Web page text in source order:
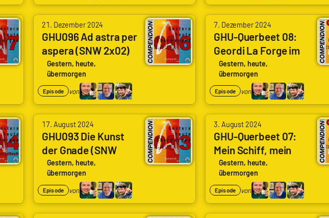
genugzocken
genugzocken
21. Dezember 2024
GHU096 Ad astra per
aspera (SNW 2x02)
(Ad Astra Per
Aspera)
Gestern, heute,
übermorgen
Episode von
7. Dezember 2024
GHU-Querbeet 08:
Geordi La Forge im
Rampenlicht
Gestern, heute,
übermorgen
Episode von
17. August 2024
GHU093 Die Kunst
der Gnade (SNW
1x10) (A Quality Of
Mercy)
Gestern, heute,
übermorgen
Episode von
3. August 2024
GHU-Querbeet 07:
Mein Schiff, mein
Shuttle, meine
Station
Gestern, heute,
übermorgen
Episode von